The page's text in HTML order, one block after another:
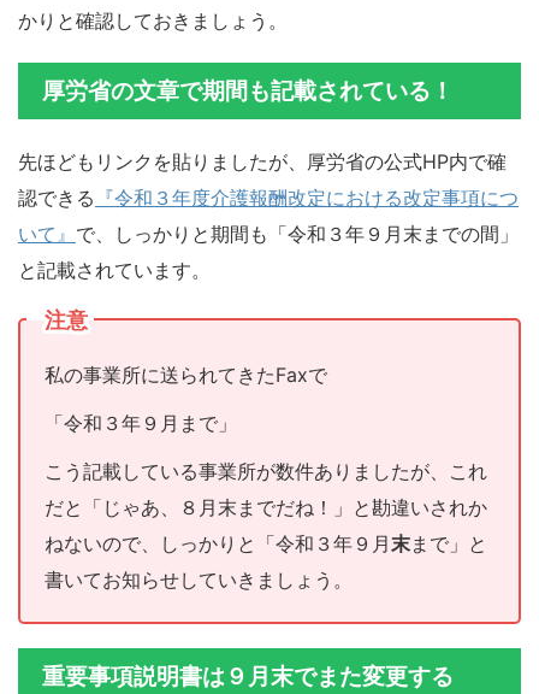
かりと確認しておきましょう。
厚労省の文章で期間も記載されている！
先ほどもリンクを貼りましたが、厚労省の公式HP内で確
認できる 『令和３年度介護報酬改定における改定事項につ
いて』 で、しっかりと期間も「令和３年９月末までの間」
と記載されています。
注意
私の事業所に送られてきたFaxで
「令和３年９月まで」
こう記載している事業所が数件ありましたが、これ
だと「じゃあ、８月末までだね！」と勘違いされか
ねないので、しっかりと「令和３年９月末まで」と
書いてお知らせしていきましょう。
重要事項説明書は９月末でまた変更する